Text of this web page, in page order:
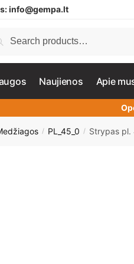
info@gempa.lt
Naujienos Apie
/ PL_45_0 / Strypas pl.